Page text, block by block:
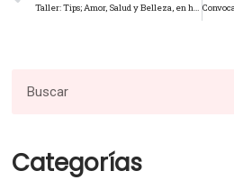
Taller: Tips; Amor, Salud y Belleza, en homenaje al Día Internacional de la Mujer
Categorías